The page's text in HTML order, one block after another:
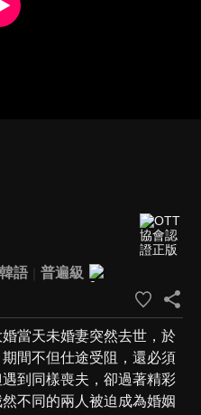
韓語
普遍級
當天未婚妻突然去世，於
間不但仕途受阻，還必須
到同樣喪夫，卻過著精彩
不同的兩人被迫成為婚姻